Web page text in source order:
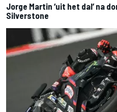
Jorge Martin ‘uit het dal’ na
Silverstone